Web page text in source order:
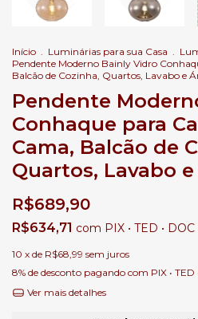
Início . Luminárias para sua Casa .
Pendente Moderno Bainly Vidro
Balcão de Cozinha, Quartos, Lavabo e
Pendente
Conhaque para
Cama, Balcão de
Quartos, Lavabo
R$689,90
R$634,71 com PIX • TED • DOC
10 x de R$68,99 sem juros
8% de desconto pagando com PIX • TED
Ver mais detalhes